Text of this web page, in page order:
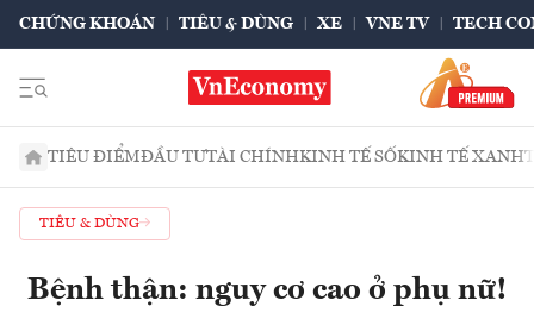
CHỨNG KHOÁN TIÊU & DÙNG XE VNE TV TECH
TIÊU ĐIỂMĐẦU TƯTÀI CHÍNHKINH TẾ SỐKINH TẾ XANH
TIÊU & DÙNG
Bệnh thận: nguy cơ cao ở phụ nữ!